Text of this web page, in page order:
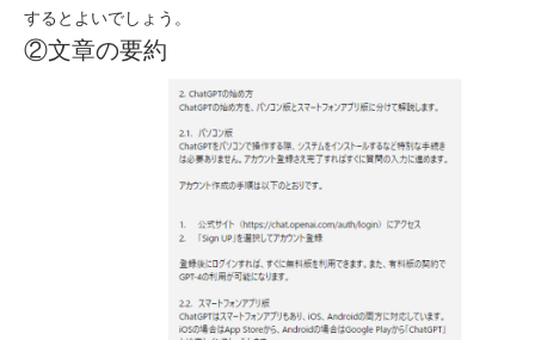
するとよいでしょう。
②文章の要約